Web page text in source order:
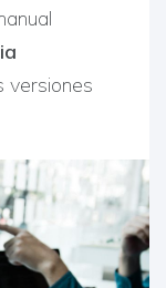
versiones